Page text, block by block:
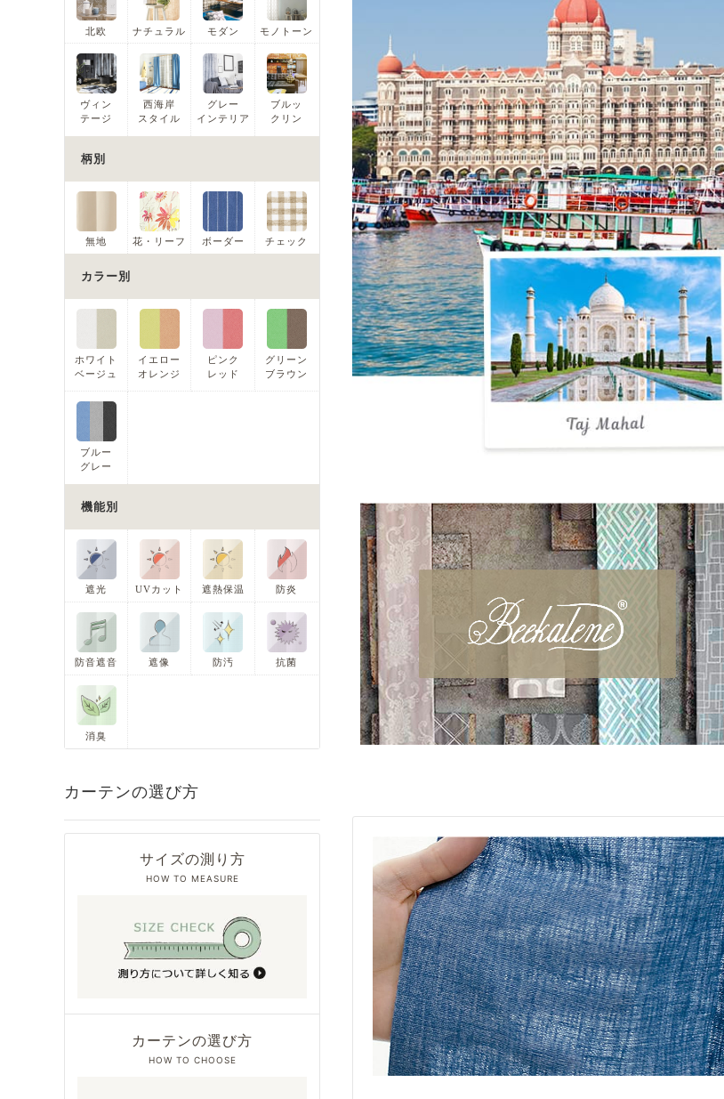
北欧 ナチュラル モダン モノトーン
ヴィン
テージ
西海岸
スタイル
グレー
インテリア
ブルッ
クリン
柄別
無地 花・リーフ ボーダー チェック
カラー別
ホワイト
ベージュ
イエロー
オレンジ
ピンク
レッド
グリーン
ブラウン
ブルー
グレー
機能別
遮光 UVカット 遮熱保温 防炎
防音遮音 遮像 防汚 抗菌
消臭
カーテンの選び方
サイズの測り方
HOW TO MEASURE
カーテンの選び方
HOW TO CHOOSE